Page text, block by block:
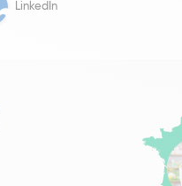
LinkedIn